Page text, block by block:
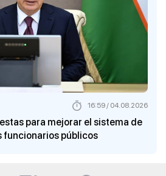
para mejorar el sistema de
funcionarios públicos
16:59 / 04.08.2026